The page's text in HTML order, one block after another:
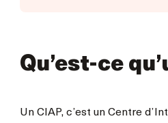
Qu’est-ce
Un CIAP, c’est un Centre